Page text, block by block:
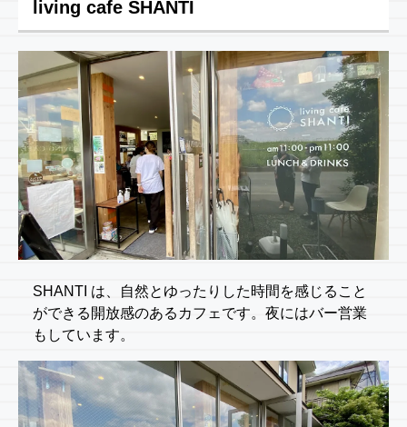
living cafe SHANTI
SHANTI は、自然とゆったりした時間を感じること
ができる開放感のあるカフェです。夜にはバー営業
もしています。